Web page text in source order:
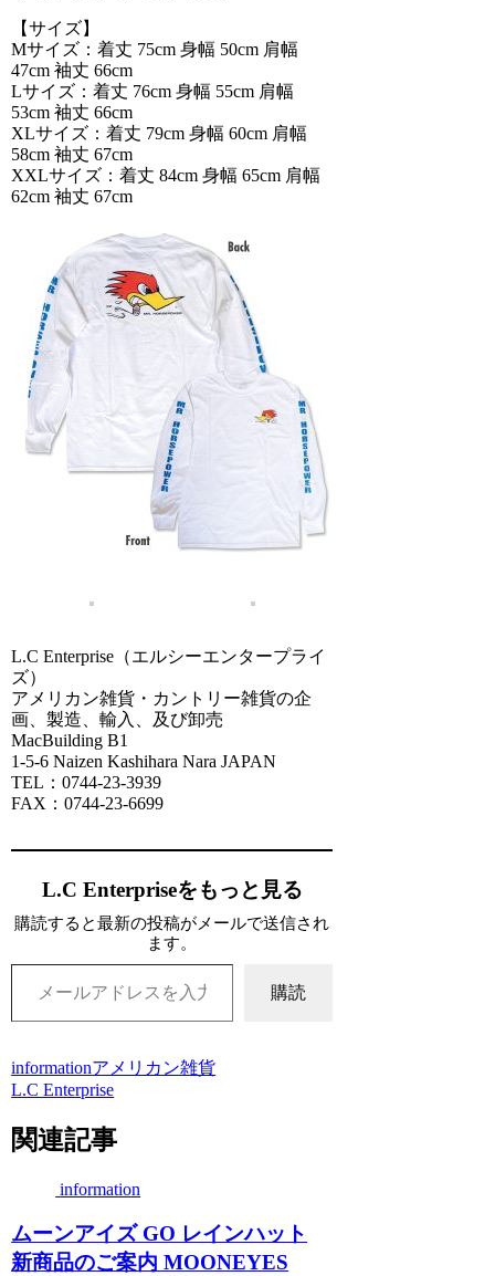
【サイズ】
Mサイズ：着丈 75cm 身幅 50cm 肩幅
47cm 袖丈 66cm
Lサイズ：着丈 76cm 身幅 55cm 肩幅
53cm 袖丈 66cm
XLサイズ：着丈 79cm 身幅 60cm 肩幅
58cm 袖丈 67cm
XXLサイズ：着丈 84cm 身幅 65cm 肩幅
62cm 袖丈 67cm
L.C Enterprise（エルシーエンタープライ
ズ）
アメリカン雑貨・カントリー雑貨の企
画、製造、輸入、及び卸売
MacBuilding B1
1-5-6 Naizen Kashihara Nara JAPAN
TEL：0744-23-3939
FAX：0744-23-6699
L.C Enterpriseをもっと見る
購読すると最新の投稿がメールで送信され
ます。
メールアドレスを入力...
購読
informationアメリカン雑貨
L.C Enterprise
関連記事
information
ムーンアイズ GO レインハット
新商品のご案内 MOONEYES